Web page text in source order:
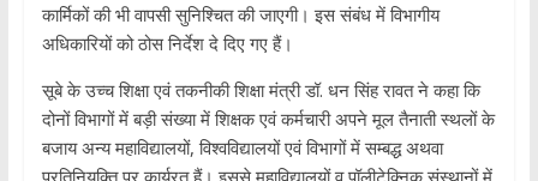
कार्मिकों की भी वापसी सुनिश्चित की जाएगी। इस संबंध में विभागीय
अधिकारियों को ठोस निर्देश दे दिए गए हैं।
सूबे के उच्च शिक्षा एवं तकनीकी शिक्षा मंत्री डॉ. धन सिंह रावत ने कहा कि
दोनों विभागों में बड़ी संख्या में शिक्षक एवं कर्मचारी अपने मूल तैनाती स्थलों के
बजाय अन्य महाविद्यालयों, विश्वविद्यालयों एवं विभागों में सम्बद्ध अथवा
प्रतिनियुक्ति पर कार्यरत हैं। इससे महाविद्यालयों व पॉलीटेक्निक संस्थानों में